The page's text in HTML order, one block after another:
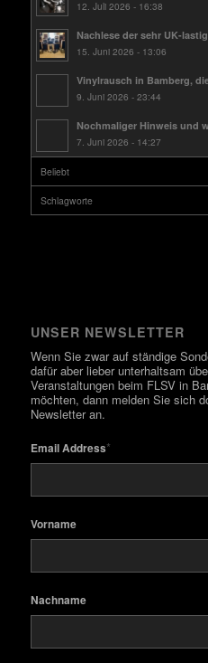
12. Juli 2026 - 16:38
Nachlese der sehr UK-
15. Juni 2026 - 13:06
Vinylrausch in Bamberg,
9. Juni 2026 - 23:44
Nochmaliger Hinweis und
7. Juni 2026 - 14:27
Beliebt
Schlagworte
UNSER NEWSLETTER
Wenn Sie zwar auf ständige
dafür aber lieber unterhaltsam
Veranstaltungen beim FLSV in
möchten, dann melden Sie sich
Newsletter an.
Email Address*
Vorname
Nachname